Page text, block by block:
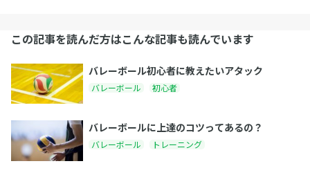
この記事を読んだ方はこんな記事も読んでいます
バレーボール初心者に教えたいアタック
バレーボール 初心者
バレーボールに上達のコツってあるの？
バレーボール トレーニング